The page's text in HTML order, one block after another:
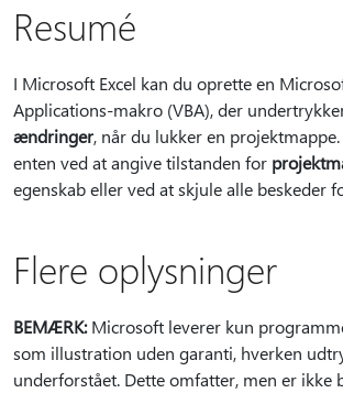
Resumé
I Microsoft Excel kan du oprette en
Applications-makro (VBA), der
ændringer, når du lukker en
enten ved at angive tilstanden for
egenskab eller ved at skjule alle beskeder
Flere oplysninger
BEMÆRK:Microsoft leverer kun
som illustration uden garanti, hverken
underforstået. Dette omfatter, men er ikke